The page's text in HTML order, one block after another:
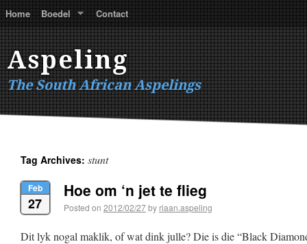
Home Boedel Contact
Aspeling
The South African Aspelings
Tag Archives: stunt
Feb
27
Hoe om ‘n jet te flieg
Posted on 2012/02/27by riaan.aspeling
Dit lyk nogal maklik, of wat dink julle? Die is die “Black